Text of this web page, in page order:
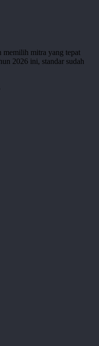
memilih mitra yang tepat
2026 ini, standar sudah